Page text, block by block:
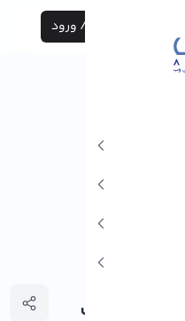
ثبت نام / ورود
از هوش مصنوعی